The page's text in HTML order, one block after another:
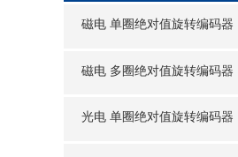
磁电 单圈绝对值旋转编码器
磁电 多圈绝对值旋转编码器
光电 单圈绝对值旋转编码器